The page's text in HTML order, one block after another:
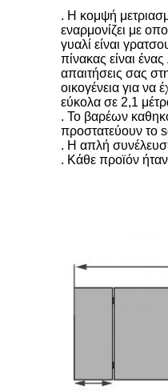
. Η κομψή
εναρμονίζει με
γυαλί είναι
πίνακας είναι
απαιτήσεις σας
οικογένεια για να
εύκολα σε 2,1
. Το βαρέων
προστατεύουν το
. Η απλή συνέλευση
. Κάθε προϊόν